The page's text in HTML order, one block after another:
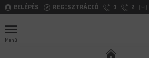
BELÉPÉS REGISZTRÁCIÓ 1 2